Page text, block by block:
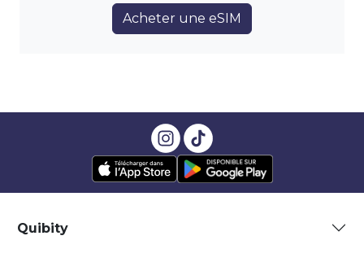
Acheter une eSIM
Quibity